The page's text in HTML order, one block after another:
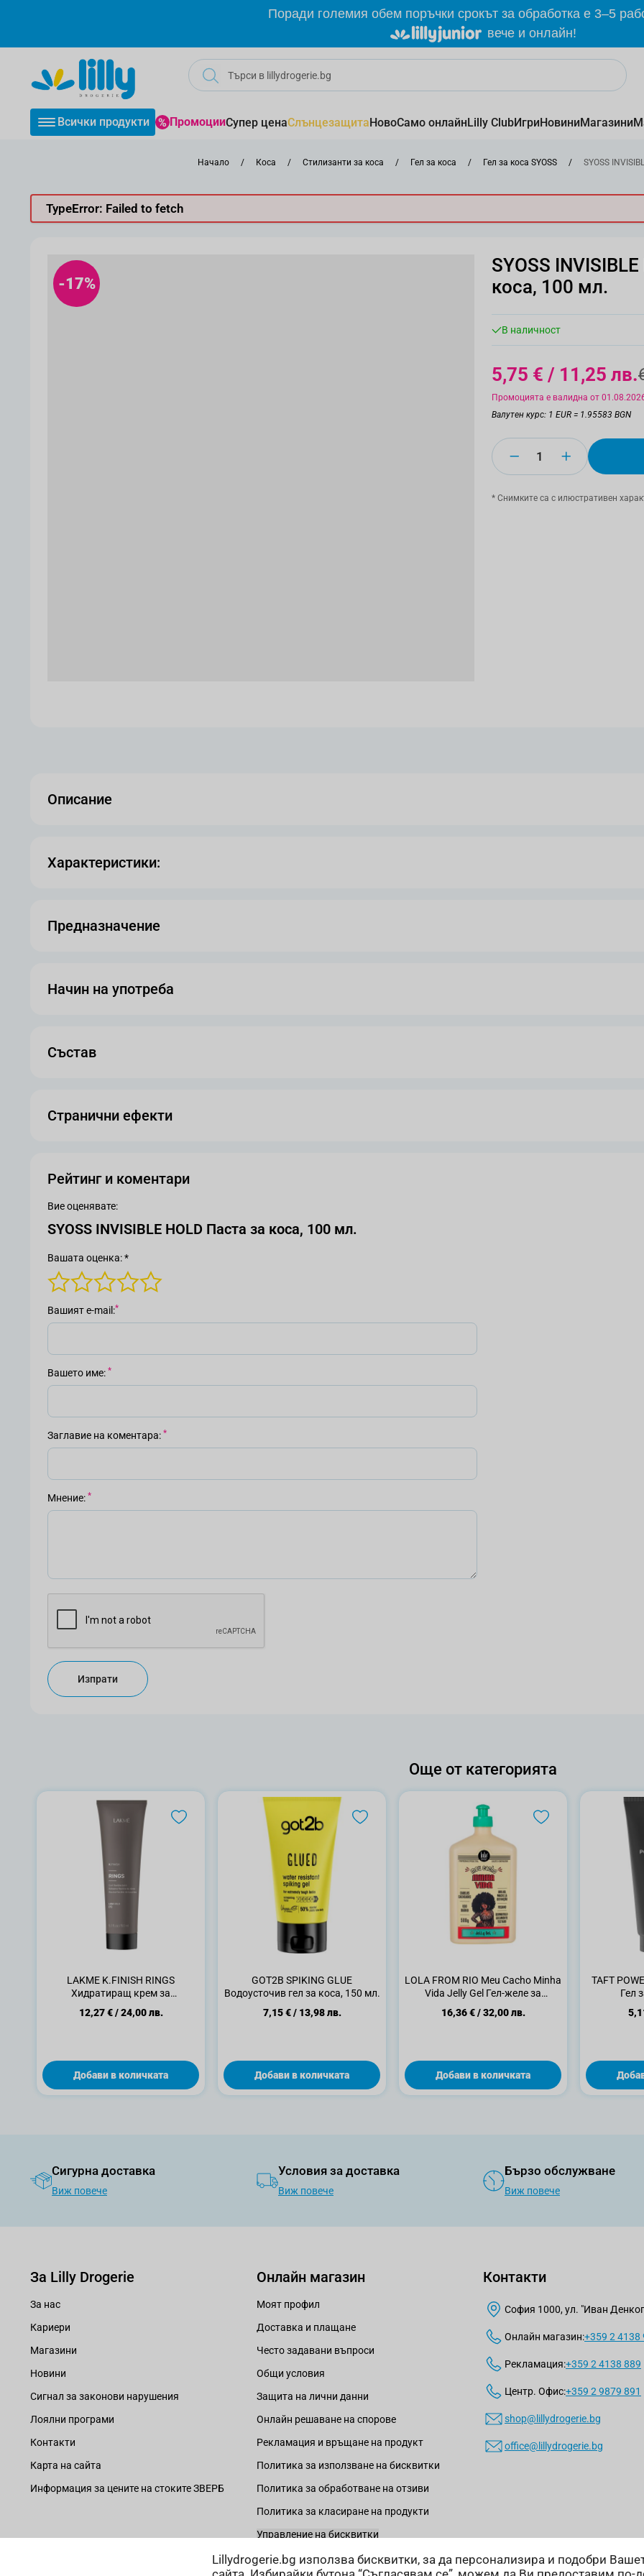
Lillydrogerie.bg използва бисквитки, за да персонализира и подобри
Поради големия обем поръчки срокът за обработка е 3–5
вече и онлайн!
Всички продукти ПромоцииСупер ценаСлънцезащитаНовоСамо онлайнLilly ClubИгриНовиниМагазини
Начало / Коса / Стилизанти за коса / Гел за коса / Гел за коса SYOSS / SYOSS
TypeError: Failed to fetch
-17%
SYOSS
коса, 100 мл.
В наличност
5,75 € / 11,25 лв.
Промоцията е валидна от
Валутен курс: 1 EUR = 1.95583 BGN
Количество
* Снимките са с илюстративен
Описание
Характеристики:
Предназначение
Начин на употреба
Състав
Странични ефекти
Рейтинг и коментари
Вие оценявате:
SYOSS INVISIBLE HOLD Паста за коса, 100 мл.
Вашата оценка: *
Вашият е-mail
Вашето име
Заглавие на коментара
Мнение
Изпрати
Още от категорията
LAKME K.FINISH RINGS
Хидратиращ крем за
12,27 €/24,00 лв.
Добави в количката
GOT2B SPIKING GLUE
Водоусточив гел за коса, 150 мл.
7,15 €/ 13,98 лв.
Добави в количката
LOLA FROM RIO Meu Cacho Minha
Vida Jelly Gel Гел-желе за
16,36 €/32,00 лв.
Добави в количката
TAFT
Гел
Сигурна доставка
Виж повече
Условия за доставка
Виж повече
Бързо обслужване
Виж повече
За Lilly Drogerie
За нас
Кариери
Магазини
Новини
Сигнал за законови нарушения
Лоялни програми
Контакти
Карта на сайта
Информация за цените на стоките ЗВЕРБ
Онлайн магазин
Моят профил
Доставка и плащане
Често задавани въпроси
Общи условия
Защита на лични данни
Онлайн решаване на спорове
Рекламация и връщане на продукт
Политика за използване на бисквитки
Политика за обработване на отзиви
Политика за класиране на продукти
Управление на бисквитки
Контакти
София 1000, ул. "Иван
Онлайн магазин:+359 2 4138
Рекламация:+359 2 4138 889
Центр. Офис:+359 2 9879 891
shop@lillydrogerie.bg
office@lillydrogerie.bg